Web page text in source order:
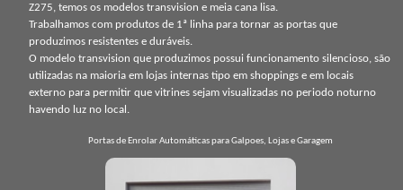
Z275, temos os modelos transvision e meia cana lisa.
Trabalhamos com produtos de 1ª linha para tornar as portas que
produzimos resistentes e duráveis.
O modelo transvision que produzimos possui funcionamento silencioso, são
utilizadas na maioria em lojas internas tipo em shoppings e em locais
externo para permitir que vitrines sejam visualizadas no periodo noturno
havendo luz no local.
Portas de Enrolar Automáticas para Galpoes, Lojas e Garagem